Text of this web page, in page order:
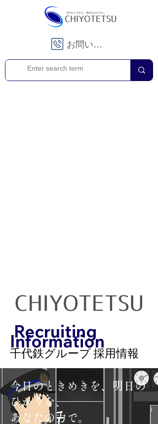
お問い合わせ
Recruiting
Information
千代鉄グループ 採用情報
今日のときめきを、明日の
ひかりを、
あなたの力で。